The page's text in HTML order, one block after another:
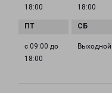
18:00
18:00
с 09:00 до
18:00
Выходной